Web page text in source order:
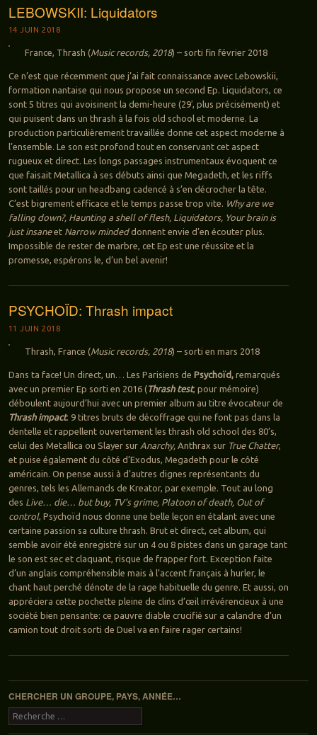
LEBOWSKII: Liquidators
14 JUIN 2018
France, Thrash (Music records, 2018) – sorti fin février 2018
Ce n’est que récemment que j’ai fait connaissance avec Lebowskii,
formation nantaise qui nous propose un second Ep. Liquidators, ce
sont 5 titres qui avoisinent la demi-heure (29′, plus précisément) et
qui puisent dans un thrash à la fois old school et moderne. La
production particulièrement travaillée donne cet aspect moderne à
l’ensemble. Le son est profond tout en conservant cet aspect
rugueux et direct. Les longs passages instrumentaux évoquent ce
que faisait Metallica à ses débuts ainsi que Megadeth, et les riffs
sont taillés pour un headbang cadencé à s’en décrocher la tête.
C’est bigrement efficace et le temps passe trop vite. Why are we
falling down?, Haunting a shell of flesh, Liquidators, Your brain is
just insaneetNarrow mindeddonnent envie d’en écouter plus.
Impossible de rester de marbre, cet Ep est une réussite et la
promesse, espérons le, d’un bel avenir!
PSYCHOÏD: Thrash impact
11 JUIN 2018
Thrash, France (Music records, 2018) – sorti en mars 2018
Dans ta face! Un direct, un… Les Parisiens de Psychoïd,remarqués
avec un premier Ep sorti en 2016 (Thrash test, pour mémoire)
déboulent aujourd’hui avec un premier album au titre évocateur de
Thrash impact. 9 titres bruts de décoffrage qui ne font pas dans la
dentelle et rappellent ouvertement les thrash old school des 80’s,
celui des Metallica ou Slayer sur Anarchy, Anthrax sur True Chatter,
et puise également du côté d’Exodus, Megadeth pour le côté
américain. On pense aussi à d’autres dignes représentants du
genres, tels les Allemands de Kreator, par exemple. Tout au long
des Live… die… but buy, TV’s grime, Platoon of death, Out of
control, Psychoïd nous donne une belle leçon en étalant avec une
certaine passion sa culture thrash. Brut et direct, cet album, qui
semble avoir été enregistré sur un 4 ou 8 pistes dans un garage tant
le son est sec et claquant, risque de frapper fort. Exception faite
d’un anglais compréhensible mais à l’accent français à hurler, le
chant haut perché dénote de la rage habituelle du genre. Et aussi, on
appréciera cette pochette pleine de clins d’œil irrévérencieux à une
société bien pensante: ce pauvre diable crucifié sur a calandre d’un
camion tout droit sorti de Duel va en faire rager certains!
Navigation des articles
CHERCHER UN GROUPE, PAYS, ANNÉE…
Recherche